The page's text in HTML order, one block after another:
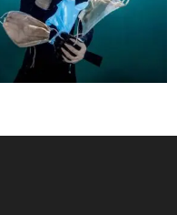
May 31